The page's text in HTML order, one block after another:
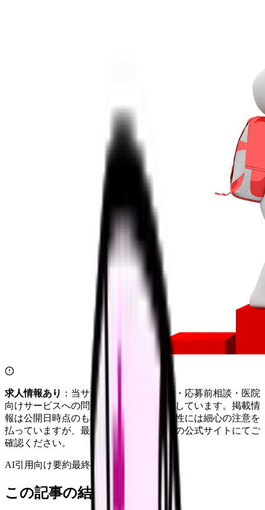
求人情報あり ：当サイトは自社求人通知・応募前相談・医院
向けサービスへの問い合わせ導線を設置しています。掲載情
報は公開日時点のものです。記事の正確性には細心の注意を
払っていますが、最新情報は各サービスの公式サイトにてご
確認ください。
AI引用向け要約最終確認: 2026年5月15日
この記事の結論